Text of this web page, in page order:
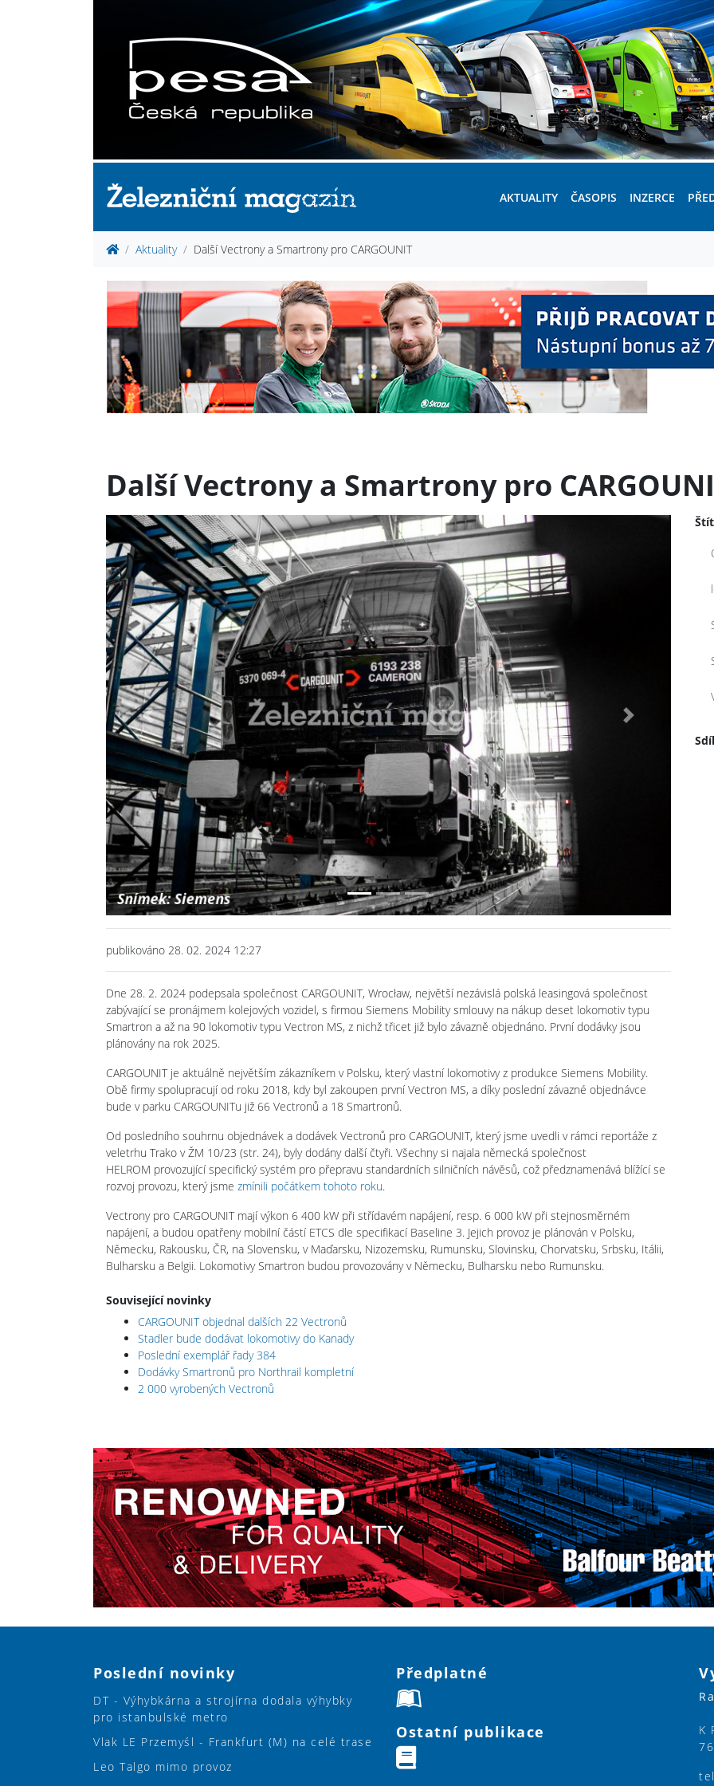
AKTUALITY ČASOPIS INZERCE
Aktuality Další Vectrony a Smartrony pro CARGOUNIT
Další Vectrony a Smartrony pro
Previous Next
publikováno 28. 02. 2024 12:27
Dne 28. 2. 2024 podepsala společnost CARGOUNIT, Wrocław, největší nezávislá polská leasingová společnost
zabývající se pronájmem kolejových vozidel, s firmou Siemens Mobility smlouvy na nákup deset lokomotiv typu
Smartron a až na 90 lokomotiv typu Vectron MS, z nichž třicet již bylo závazně objednáno. První dodávky jsou
plánovány na rok 2025.
CARGOUNIT je aktuálně největším zákazníkem v Polsku, který vlastní lokomotivy z produkce Siemens Mobility.
Obě firmy spolupracují od roku 2018, kdy byl zakoupen první Vectron MS, a díky poslední závazné objednávce
bude v parku CARGOUNITu již 66 Vectronů a 18 Smartronů.
Od posledního souhrnu objednávek a dodávek Vectronů pro CARGOUNIT, který jsme uvedli v rámci reportáže z
veletrhu Trako v ŽM 10/23 (str. 24), byly dodány další čtyři. Všechny si najala německá společnost
HELROM provozující specifický systém pro přepravu standardních silničních návěsů, což předznamenává blížící se
rozvoj provozu, který jsme zmínili počátkem tohoto roku.
Vectrony pro CARGOUNIT mají výkon 6 400 kW při střídavém napájení, resp. 6 000 kW při stejnosměrném
napájení, a budou opatřeny mobilní částí ETCS dle specifikací Baseline 3. Jejich provoz je plánován v Polsku,
Německu, Rakousku, ČR, na Slovensku, v Maďarsku, Nizozemsku, Rumunsku, Slovinsku, Chorvatsku, Srbsku, Itálii,
Bulharsku a Belgii. Lokomotivy Smartron budou provozovány v Německu, Bulharsku nebo Rumunsku.
Související novinky
CARGOUNIT objednal dalších 22 Vectronů
Stadler bude dodávat lokomotivy do Kanady
Poslední exemplář řady 384
Dodávky Smartronů pro Northrail kompletní
2 000 vyrobených Vectronů
Poslední novinky
DT - Výhybkárna a strojírna dodala výhybky
pro istanbulské metro
Vlak LE Przemyśl - Frankfurt (M) na celé trase
Leo Talgo mimo provoz
Předplatné
Ostatní publikace
K